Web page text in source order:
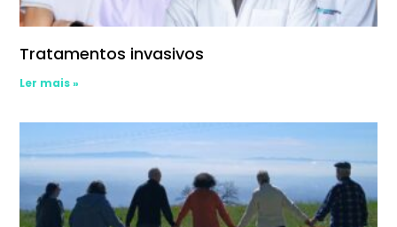
Tratamentos invasivos
Ler mais »